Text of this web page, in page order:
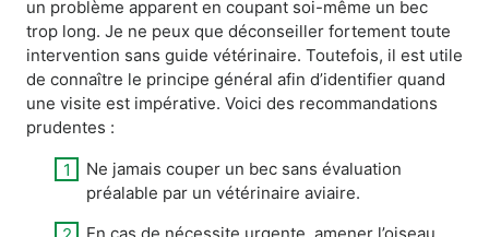
un problème apparent en coupant soi-même un bec
trop long. Je ne peux que déconseiller fortement toute
intervention sans guide vétérinaire. Toutefois, il est utile
de connaître le principe général afin d’identifier quand
une visite est impérative. Voici des recommandations
prudentes :
Ne jamais couper un bec sans évaluation
préalable par un vétérinaire aviaire.